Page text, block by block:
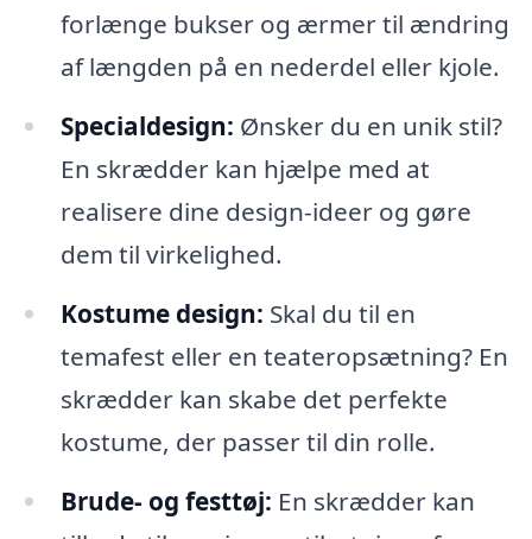
forlænge bukser og ærmer til ændring
af længden på en nederdel eller kjole.
Specialdesign: Ønsker du en unik stil?
En skrædder kan hjælpe med at
realisere dine design-ideer og gøre
dem til virkelighed.
Kostume design: Skal du til en
temafest eller en teateropsætning? En
skrædder kan skabe det perfekte
kostume, der passer til din rolle.
Brude- og festtøj: En skrædder kan